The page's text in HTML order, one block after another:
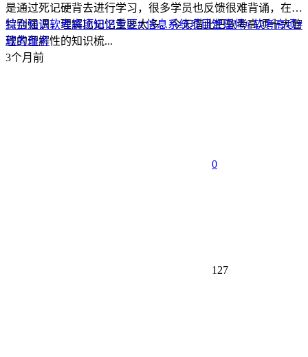
是通过死记硬背去进行学习，很多学员也反馈很难背诵，在此
特别强调，理解比记忆重要太多。今天借此把软考高项十大管
理的理解性的知识梳...
综合知识软考高项知识专区# 信息系统项目管理师# 软考高项#
软考备考
3个月前
0
127